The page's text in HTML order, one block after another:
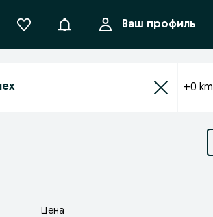
УведомленияВаш профиль
+0 km
Цена